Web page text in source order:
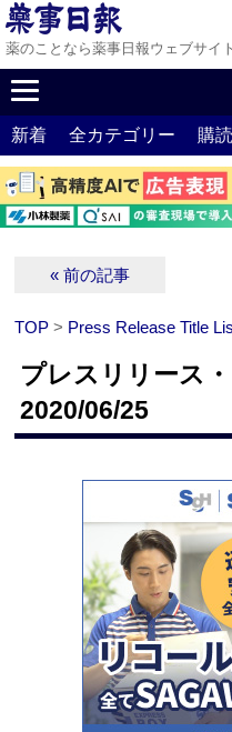
薬のことなら薬事日報ウェブサイト
新着 全カテゴリー 購
« 前の記事
TOP > Press Release Title
プレスリリース
2020/06/25